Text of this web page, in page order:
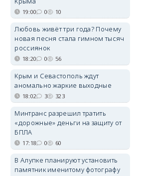
19:00 0 10
Любовь живёт три года? Почему
новая песня стала гимном тысяч
россиянок
18:20 0 56
Крым и Севастополь ждут
аномально жаркие выходные
18:02 3 323
Минтранс разрешил тратить
«дорожные» деньги на защиту от
БПЛА
17:18 0 60
В Алупке планируют установить
памятник именитому фотографу